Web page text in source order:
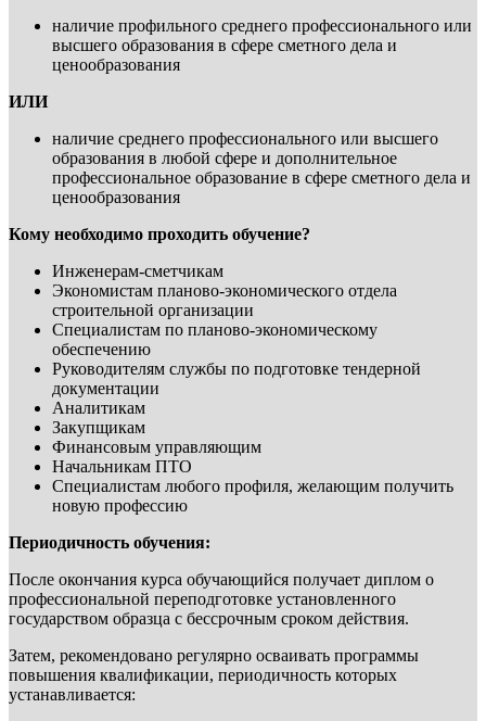
наличие профильного среднего профессионального или
высшего образования в сфере сметного дела и
ценообразования
ИЛИ
наличие среднего профессионального или высшего
образования в любой сфере и дополнительное
профессиональное образование в сфере сметного дела и
ценообразования
Кому необходимо проходить обучение?
Инженерам-сметчикам
Экономистам планово-экономического отдела
строительной организации
Специалистам по планово-экономическому
обеспечению
Руководителям службы по подготовке тендерной
документации
Аналитикам
Закупщикам
Финансовым управляющим
Начальникам ПТО
Специалистам любого профиля, желающим получить
новую профессию
Периодичность обучения:
После окончания курса обучающийся получает диплом о
профессиональной переподготовке установленного
государством образца с бессрочным сроком действия.
Затем, рекомендовано регулярно осваивать программы
повышения квалификации, периодичность которых
устанавливается: